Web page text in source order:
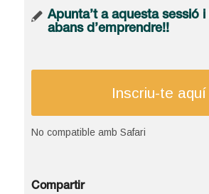
Apunta’t a aquesta sessió i
abans d’emprendre!!
Inscriu-te aquí
No compatible amb Safari
Compartir